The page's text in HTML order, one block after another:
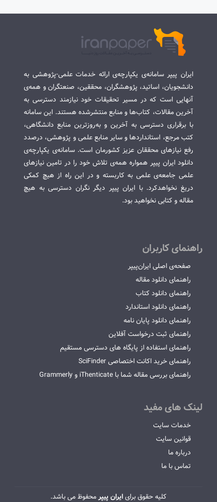
ایران پیپر سامانه‌ی یکپارچه‌ی ارائه خدمات علمی-پژوهشی به
دانشجویان، اساتید، پژوهشگران، محققین، صنعتگران و همه‌ی
آنهایی است که در مسیر تحقیقات خود نیازمند دسترسی به
آخرین مقالات، کتاب‌ها و منابع منتشرشده هستند. این سامانه
با برقراری دسترسی به آخرین و به‌روزترین منابع دانشگاهی،
کتب مرجع، استانداردها و سایر منابع علمی و پژوهشی، درصدد
رفع نیازهای محققان عزیز کشورمان است. سامانه‌ی یکپارچه‌ی
دانلود ایران پیپر همواره همه‌ی تلاش خود را در تامین نیازهای
علمی جامعه‌ی علمی به کاربسته و در این راه از هیچ کمکی
دریغ نخواهدکرد. با ایران پیپر دیگر نگران دسترسی به هیچ
مقاله و کتابی نخواهید بود.
راهنمای کاربران
صفحه‌ی اصلی ایران‌پیپر
راهنمای دانلود مقاله
راهنمای دانلود کتاب
راهنمای دانلود استاندارد
راهنمای دانلود پایان نامه
راهنمای ثبت درخواست آفلاین
راهنمای استفاده از پایگاه های دسترسی مستقیم
راهنمای خرید اکانت اختصاصی SciFinder
راهنمای بررسی مقاله شما با iThenticate و Grammerly
لینک های مفید
خدمات سایت
قوانین سایت
درباره ما
تماس با ما
کلیه حقوق برایایران پیپرمحفوظ می باشد.